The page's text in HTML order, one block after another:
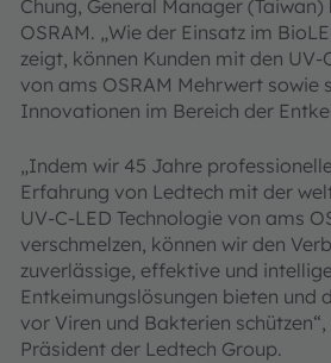
Chung, General Manager (Taiwan)
OSRAM. „Wie der Einsatz im
zeigt, können Kunden mit den UV-
von ams OSRAM Mehrwert sowie
Innovationen im Bereich der
„Indem wir 45 Jahre
Erfahrung von Ledtech mit der
UV-C-LED Technologie von ams
verschmelzen, können wir den
zuverlässige, effektive und
Entkeimungslösungen bieten und
vor Viren und Bakterien
Präsident der Ledtech Group.